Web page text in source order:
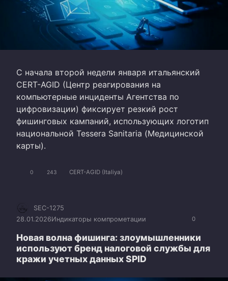
С начала второй недели января итальянский
CERT-AGID (Центр реагирования на
компьютерные инциденты Агентства по
цифровизации) фиксирует резкий рост
фишинговых кампаний, использующих логотип
национальной Tessera Sanitaria (Медицинской
карты).
0 243 CERT-AGID (Italiya)
0
SEC-1275
28.01.2026Индикаторы компрометации
Новая волна фишинга: злоумышленники
используют бренд налоговой службы для
кражи учетных данных SPID